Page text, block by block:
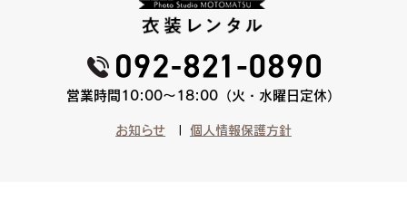
営業時間10:00〜18:00（火・水曜日定休）
お知らせ 個人情報保護方針